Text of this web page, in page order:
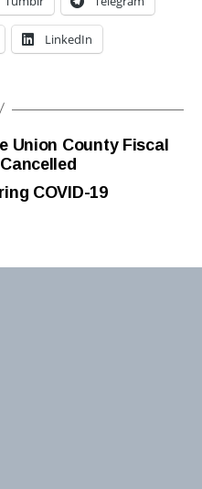
LinkedIn
Union County Fiscal
COVID-19